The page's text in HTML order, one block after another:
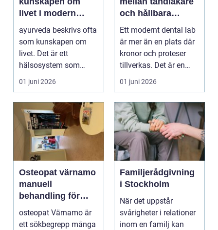
livet i modern
vardag
ayurveda beskrivs ofta
som kunskapen om
livet. Det är ett
hälsosystem som
betonar balans, helhet
och...
01 juni 2026
och hållbara
leenden
Ett modernt dental lab
är mer än en plats där
kronor och proteser
tillverkas. Det är en
teknisk och ...
01 juni 2026
Osteopat värnamo
manuell
behandling för
minskad smärta
och Ökad rörlighet
osteopat Värnamo är
ett sökbegrepp många
Familjerådgivning
i Stockholm
När det uppstår
svårigheter i relationer
inom en familj kan